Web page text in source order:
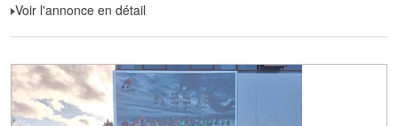
Voir l'annonce en détail